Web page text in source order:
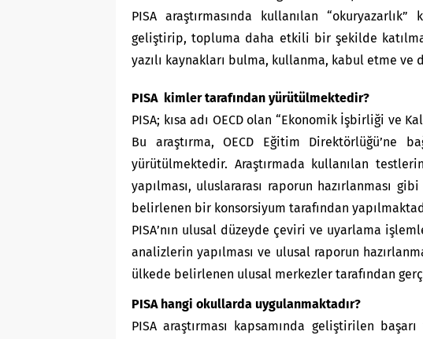
PISA araştırmasında kullanılan
geliştirip, topluma daha etkili bir şekilde
yazılı kaynakları bulma, kullanma, kabul etme
PISA kimler tarafından yürütülmektedir?
PISA; kısa adı OECD olan “Ekonomik İşbirliği ve
Bu araştırma, OECD Eğitim Direktörlüğü’ne
yürütülmektedir. Araştırmada kullanılan
yapılması, uluslararası raporun hazırlanması
belirlenen bir konsorsiyum tarafından
PISA’nın ulusal düzeyde çeviri ve uyarlama
analizlerin yapılması ve ulusal raporun
ülkede belirlenen ulusal merkezler tarafından
PISA hangi okullarda uygulanmaktadır?
PISA araştırması kapsamında geliştirilen